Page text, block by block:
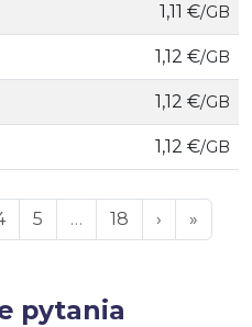
1,11 €/GB
1,12 €/GB
1,12 €/GB
1,12 €/GB
5 … 18 › »
pytania